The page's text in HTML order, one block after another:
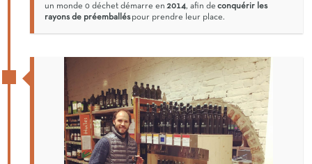
un monde 0 déchet démarre en 2014, afin de conquérir les
rayons de préemballéspour prendre leur place.